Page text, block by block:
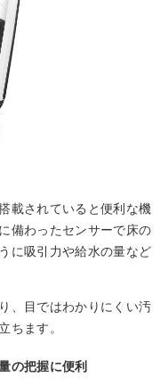
載されていると便利な機
備わったセンサーで床の
に吸引力や給水の量など
、目ではわかりにくい汚
ちます。
の把握に便利